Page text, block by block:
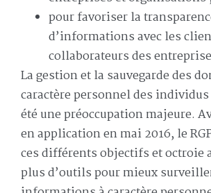
pour favoriser la
d’informations avec les
collaborateurs des
La gestion et la sauvegarde des
caractère personnel des
été une préoccupation majeure.
en application en mai 2016, le
ces différents objectifs et octroie
plus d’outils pour mieux